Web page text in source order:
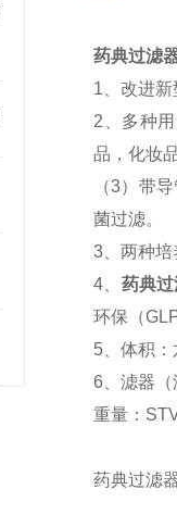
药典过滤
1、改进
2、多种
品，化妆
（3）带
菌过滤。
3、两种培
4、 药典
环保（
5、体积：
6、滤器
重量：
药典过滤